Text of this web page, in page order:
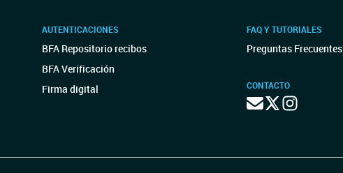
AUTENTICACIONES
BFA Repositorio recibos
BFA Verificación
Firma digital
FAQ Y TUTORIALES
Preguntas Frecuentes
CONTACTO